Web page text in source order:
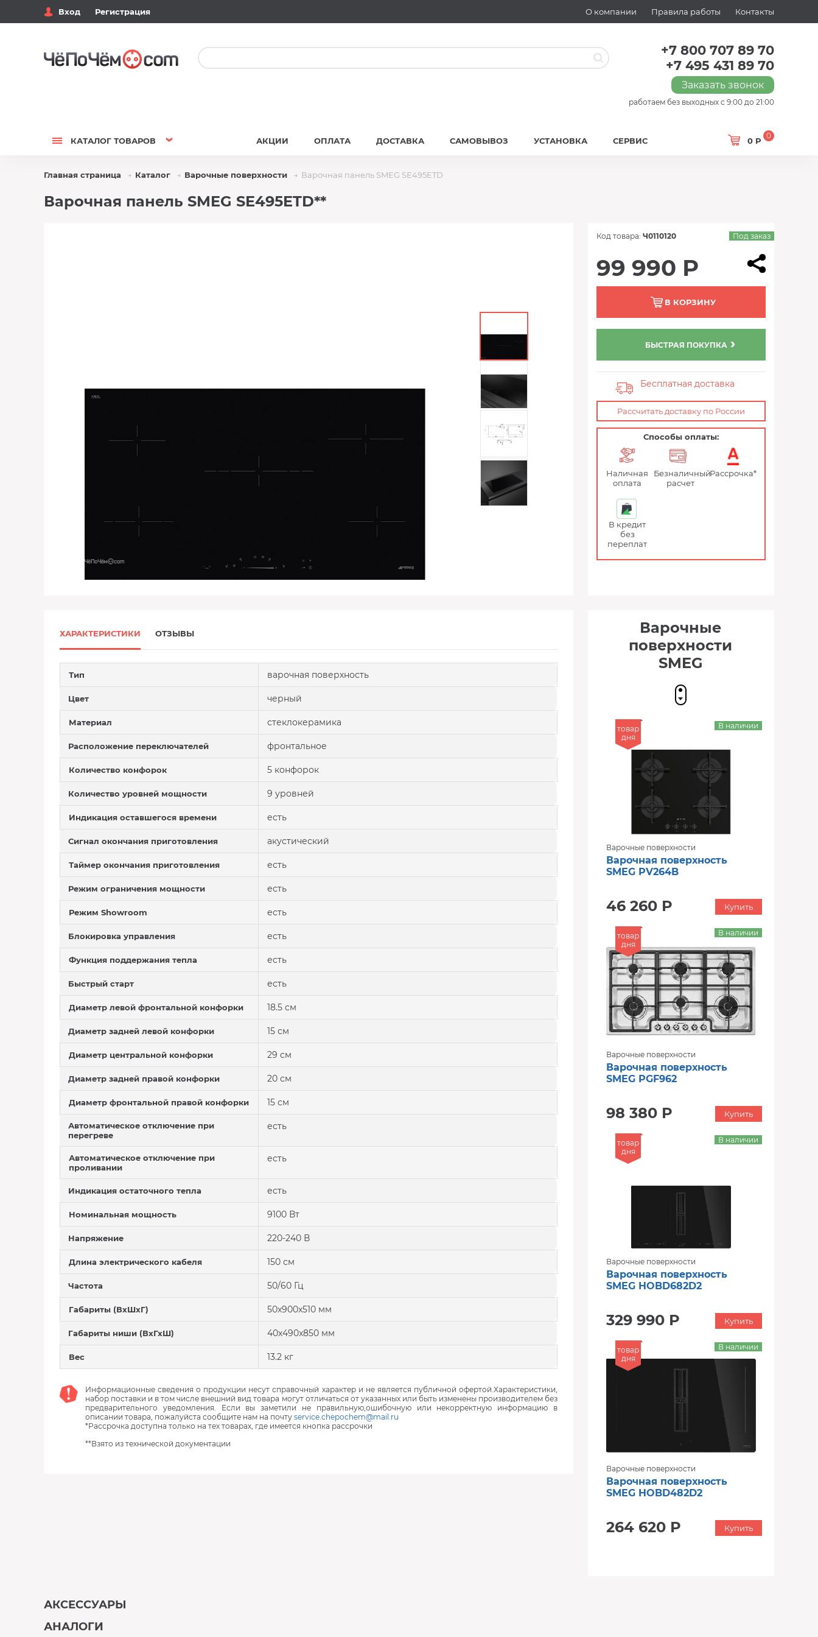
Вход Регистрация О компании Правила работы Контакты
+7 800 707 89 70
+7 495 431 89 70
Заказать звонок
работаем без выходных с 9:00 до 21:00
КАТАЛОГ ТОВАРОВ 0 Р
0
АКЦИИ ОПЛАТА ДОСТАВКА САМОВЫВОЗ УСТАНОВКА СЕРВИС
Главная страница Каталог Варочные поверхности Варочная панель SMEG SE495ETD
Варочная панель SMEG SE495ETD**
Код товара: Ч0110120 Под заказ
99 990 Р
В КОРЗИНУ
БЫСТРАЯ ПОКУПКА
Бесплатная доставка
Рассчитать доставку по России
Способы оплаты:
Наличная
оплата
Безналичный
расчет
Рассрочка*
В кредит
без
переплат
ХАРАКТЕРИСТИКИ ОТЗЫВЫ
Тип варочная поверхность
Цвет черный
Материал стеклокерамика
Расположение переключателей фронтальное
Количество конфорок 5 конфорок
Количество уровней мощности 9 уровней
Индикация оставшегося времени есть
Сигнал окончания приготовления акустический
Таймер окончания приготовления есть
Режим ограничения мощности есть
Режим Showroom есть
Блокировка управления есть
Функция поддержания тепла есть
Быстрый старт есть
Диаметр левой фронтальной конфорки 18.5 см
Диаметр задней левой конфорки 15 см
Диаметр центральной конфорки 29 см
Диаметр задней правой конфорки 20 см
Диаметр фронтальной правой конфорки 15 см
Автоматическое отключение при
перегреве
есть
Автоматическое отключение при
проливании
есть
Индикация остаточного тепла есть
Номинальная мощность 9100 Вт
Напряжение 220-240 В
Длина электрического кабеля 150 см
Частота 50/60 Гц
Габариты (ВхШхГ) 50x900x510 мм
Габариты ниши (ВхГхШ) 40х490x850 мм
Вес 13.2 кг
Информационные сведения о продукции несут справочный характер и не является публичной офертой.Характеристики,
набор поставки и в том числе внешний вид товара могут отличаться от указанных или быть изменены производителем без
предварительного уведомления. Если вы заметили не правильную,ошибочную или некорректную информацию в
описании товара, пожалуйста сообщите нам на почту service.chepochem@mail.ru
*Рассрочка доступна только на тех товарах, где имеется кнопка рассрочки
**Взято из технической документации
Варочные
поверхности
SMEG
товар
дня
Варочные поверхности
Варочная поверхность
SMEG PV264B
46 260 Р
В наличии
Купить
товар
дня
Варочные поверхности
Варочная поверхность
SMEG PGF962
98 380 Р
В наличии
Купить
товар
дня
Варочные поверхности
Варочная поверхность
SMEG HOBD682D2
329 990 Р
В наличии
Купить
товар
дня
Варочные поверхности
Варочная поверхность
SMEG HOBD482D2
264 620 Р
В наличии
Купить
АКСЕССУАРЫ
АНАЛОГИ